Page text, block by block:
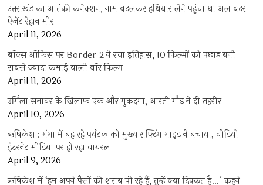
उत्तराखंड का आतंकी कनेक्शन, नाम बदलकर हथियार लेने पहुंचा था अल बदर
ऐजेंट रेहान मीर
April 11, 2026
बॉक्स ऑफिस पर Border 2 ने रचा इतिहास, 10 फिल्मों को पछाड़ बनी
सबसे ज्यादा कमाई वाली वॉर फिल्म
April 11, 2026
उर्मिला सनावर के खिलाफ एक और मुकदमा, आरती गौड़ ने दी तहरीर
April 10, 2026
ऋषिकेश : गंगा में बह रहे पर्यटक को मुख्य राफ्टिंग गाइड ने बचाया, वीडियो
इंटरनेट मीडिया पर हो रहा वायरल
April 9, 2026
ऋषिकेश में ‘हम अपने पैसों की शराब पी रहे हैं, तुम्हें क्या दिक्कत है…’ कहने